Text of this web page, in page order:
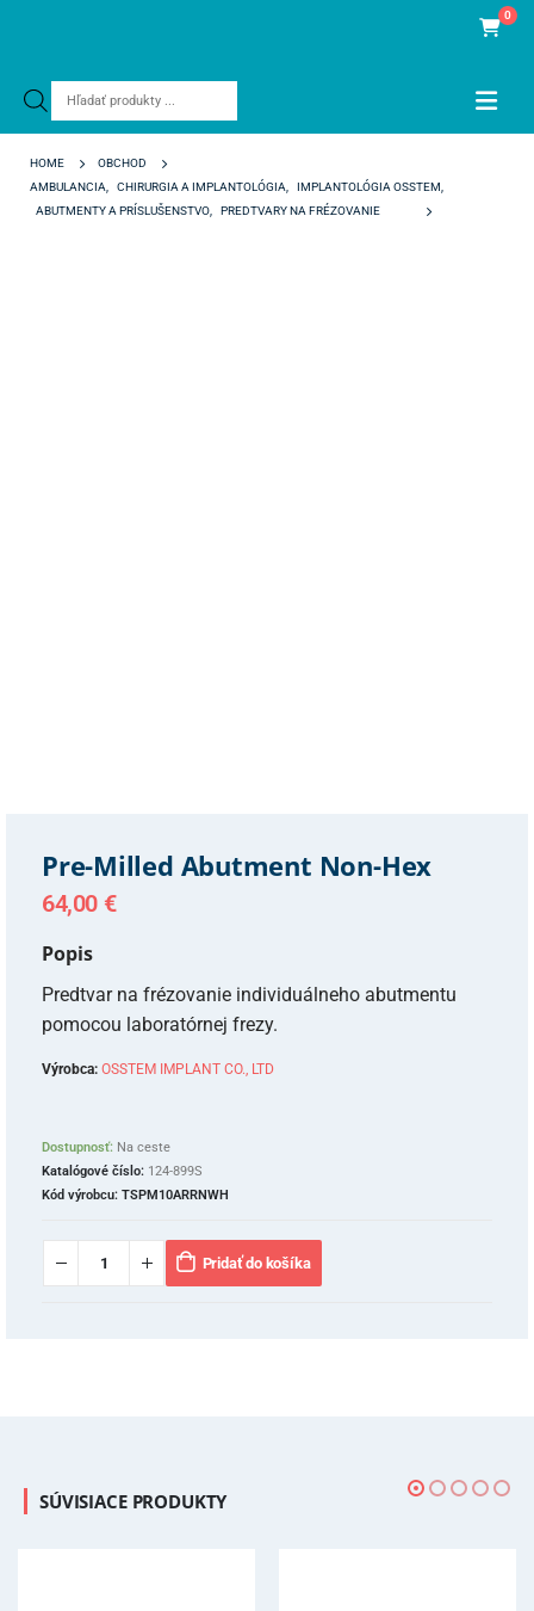
Products
0
HOME
OBCHOD
AMBULANCIA
CHIRURGIA A IMPLANTOLÓGIA IMPLANTOLÓGIA OSSTEM
ABUTMENTY A PRÍSLUŠENSTVO
PREDTVARY NA FRÉZOVANIE
Pre-Milled Abutment Non-Hex
64,00 €
Popis
Predtvar na frézovanie individuálneho abutmentu
pomocou laboratórnej frezy.
Výrobca: OSSTEM IMPLANT CO., LTD
Dostupnosť: Na ceste
Katalógové číslo: 124-899S
Kód výrobcu: TSPM10ARRNWH
Pridať do košíka
SÚVISIACE PRODUKTY